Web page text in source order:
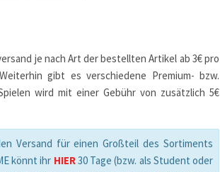
je nach Art der bestellten Artikel ab 3€ pro
gibt es verschiedene Premium- bzw.
wird mit einer Gebühr von zusätzlich 5€
Versand für einen Großteil des Sortiments
könnt ihr HIER30 Tage (bzw. als Student oder